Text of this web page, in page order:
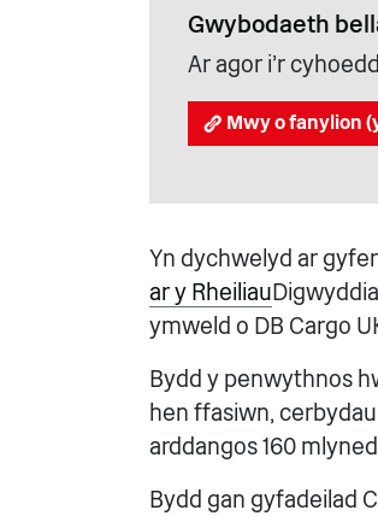
Gwybodaeth
Ar agor i'r
Mwy o fanylion
Yn dychwelyd ar
ar y Rheiliau
ymweld o DB Cargo
Bydd y penwythnos
hen ffasiwn,
arddangos 160
Bydd gan gyfadeilad